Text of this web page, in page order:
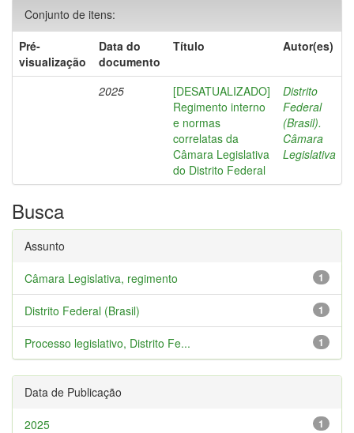
Conjunto de itens:
Pré-
visualização
Data do
documento
Título Autor(es)
2025
[DESATUALIZADO]
Regimento interno
e normas
correlatas da
Câmara Legislativa
do Distrito Federal
Distrito
Federal
(Brasil).
Câmara
Legislativa
Busca
Assunto
1
Câmara Legislativa, regimento
1
Distrito Federal (Brasil)
1
Processo legislativo, Distrito Fe...
Data de Publicação
1
2025